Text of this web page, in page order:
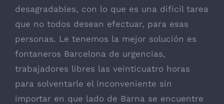
desagradables, con lo que es una difícil tarea
que no todos desean efectuar, para esas
personas. Le tenemos la mejor solución es
fontaneros Barcelona de urgencias,
trabajadores libres las veinticuatro horas
para solventarle el inconveniente sin
importar en que lado de Barna se encuentre